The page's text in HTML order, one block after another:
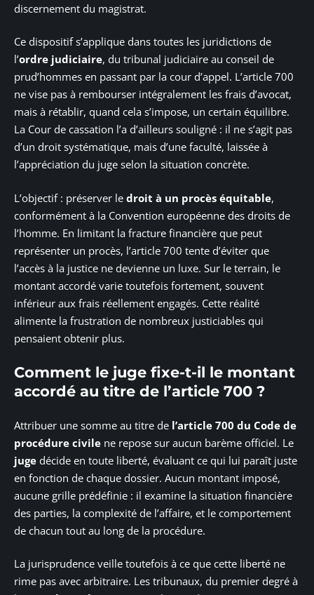
discernement du magistrat.
Ce dispositif s’applique dans toutes les juridictions de
l’ordre judiciaire, du tribunal judiciaire au conseil de
prud’hommes en passant par la cour d’appel. L’article 700
ne vise pas à rembourser intégralement les frais d’avocat,
mais à rétablir, quand cela s’impose, un certain équilibre.
La Cour de cassation l’a d’ailleurs souligné : il ne s’agit pas
d’un droit systématique, mais d’une faculté, laissée à
l’appréciation du juge selon la situation concrète.
L’objectif : préserver le droit à un procès équitable,
conformément à la Convention européenne des droits de
l’homme. En limitant la fracture financière que peut
représenter un procès, l’article 700 tente d’éviter que
l’accès à la justice ne devienne un luxe. Sur le terrain, le
montant accordé varie toutefois fortement, souvent
inférieur aux frais réellement engagés. Cette réalité
alimente la frustration de nombreux justiciables qui
pensaient obtenir plus.
Comment le juge fixe-t-il le montant
accordé au titre de l’article 700 ?
Attribuer une somme au titre de l’article 700 du Code de
procédure civile ne repose sur aucun barème officiel. Le
juge décide en toute liberté, évaluant ce qui lui paraît juste
en fonction de chaque dossier. Aucun montant imposé,
aucune grille prédéfinie : il examine la situation financière
des parties, la complexité de l’affaire, et le comportement
de chacun tout au long de la procédure.
La jurisprudence veille toutefois à ce que cette liberté ne
rime pas avec arbitraire. Les tribunaux, du premier degré à